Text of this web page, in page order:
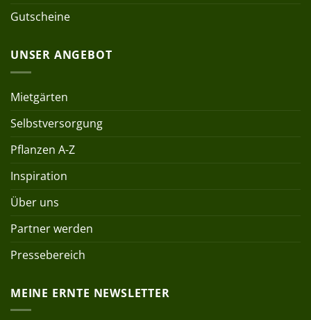
Gutscheine
UNSER ANGEBOT
Mietgärten
Selbstversorgung
Pflanzen A-Z
Inspiration
Über uns
Partner werden
Pressebereich
MEINE ERNTE NEWSLETTER